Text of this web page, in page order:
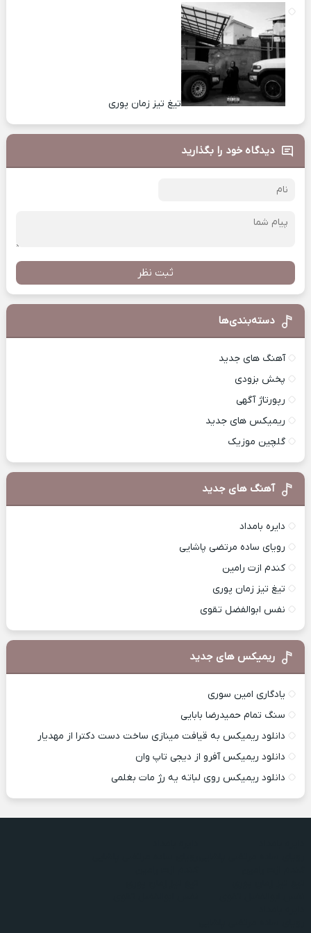
تیغ تیز زمان پوری
دیدگاه خود را بگذارید
ثبت نظر
دسته‌بندی‌ها
آهنگ های جدید
پخش بزودی
رپورتاژ آگهی
ریمیکس های جدید
گلچین موزیک
آهنگ های جدید
دایره بامداد
رویای ساده مرتضی پاشایی
کندم ازت رامین
تیغ تیز زمان پوری
نفس ابوالفضل تقوی
ریمیکس های جدید
یادگاری امین سوری
سنگ تمام حمیدرضا بابایی
دانلود ریمیکس به قیافت مینازی ساخت دست دکترا از مهدیار
دانلود ریمیکس آفرو از ديجی تاپ وان
دانلود ریمیکس روی لباته یه رژ مات بغلمی